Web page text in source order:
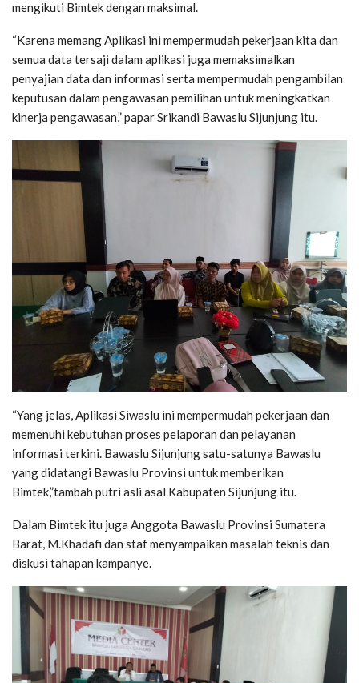
mengikuti Bimtek dengan maksimal.
“Karena memang Aplikasi ini mempermudah pekerjaan kita dan
semua data tersaji dalam aplikasi juga memaksimalkan
penyajian data dan informasi serta mempermudah pengambilan
keputusan dalam pengawasan pemilihan untuk meningkatkan
kinerja pengawasan,” papar Srikandi Bawaslu Sijunjung itu.
“Yang jelas, Aplikasi Siwaslu ini mempermudah pekerjaan dan
memenuhi kebutuhan proses pelaporan dan pelayanan
informasi terkini. Bawaslu Sijunjung satu-satunya Bawaslu
yang didatangi Bawaslu Provinsi untuk memberikan
Bimtek,”tambah putri asli asal Kabupaten Sijunjung itu.
Dalam Bimtek itu juga Anggota Bawaslu Provinsi Sumatera
Barat, M.Khadafi dan staf menyampaikan masalah teknis dan
diskusi tahapan kampanye.